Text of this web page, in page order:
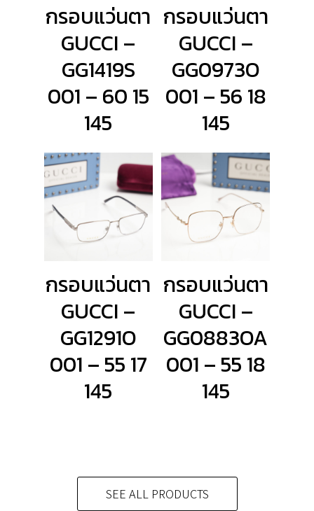
กรอบแว่นตา
GUCCI –
GG1419S
001 – 60 15
145
กรอบแว่นตา
GUCCI –
GG0973O
001 – 56 18
145
กรอบแว่นตา
GUCCI –
GG1291O
001 – 55 17
145
กรอบแว่นตา
GUCCI –
GG0883OA
001 – 55 18
145
SEE ALL PRODUCTS